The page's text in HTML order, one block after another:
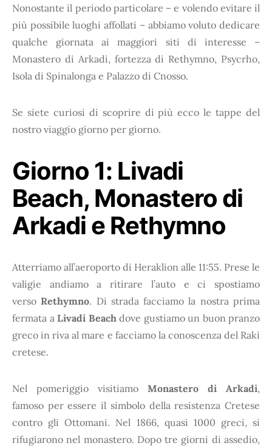
Nonostante il periodo particolare – e volendo evitare il
più possibile luoghi affollati – abbiamo voluto dedicare
qualche giornata ai maggiori siti di interesse –
Monastero di Arkadi, fortezza di Rethymno, Psycrho,
Isola di Spinalonga e Palazzo di Cnosso.
Se siete curiosi di scoprire di più ecco le tappe del
nostro viaggio giorno per giorno.
Giorno 1: Livadi
Beach, Monastero di
Arkadi e Rethymno
Atterriamo all’aeroporto di Heraklion alle 11:55. Prese le
valigie andiamo a ritirare l’auto e ci spostiamo
versoRethymno. Di strada facciamo la nostra prima
fermata a Livadi Beachdove gustiamo un buon pranzo
greco in riva al mare e facciamo la conoscenza del Raki
cretese.
Nel pomeriggio visitiamo Monastero di Arkadi,
famoso per essere il simbolo della resistenza Cretese
contro gli Ottomani. Nel 1866, quasi 1000 greci, si
rifugiarono nel monastero. Dopo tre giorni di assedio,